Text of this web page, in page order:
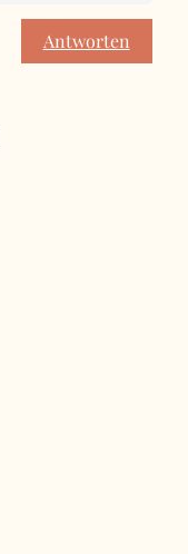
Antworten